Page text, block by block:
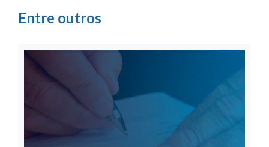
Entre outros